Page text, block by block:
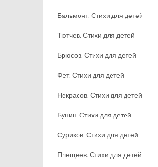
Бальмонт. Стихи для детей
Тютчев. Стихи для детей
Брюсов. Стихи для детей
Фет. Стихи для детей
Некрасов. Стихи для детей
Бунин. Стихи для детей
Суриков. Стихи для детей
Плещеев. Стихи для детей